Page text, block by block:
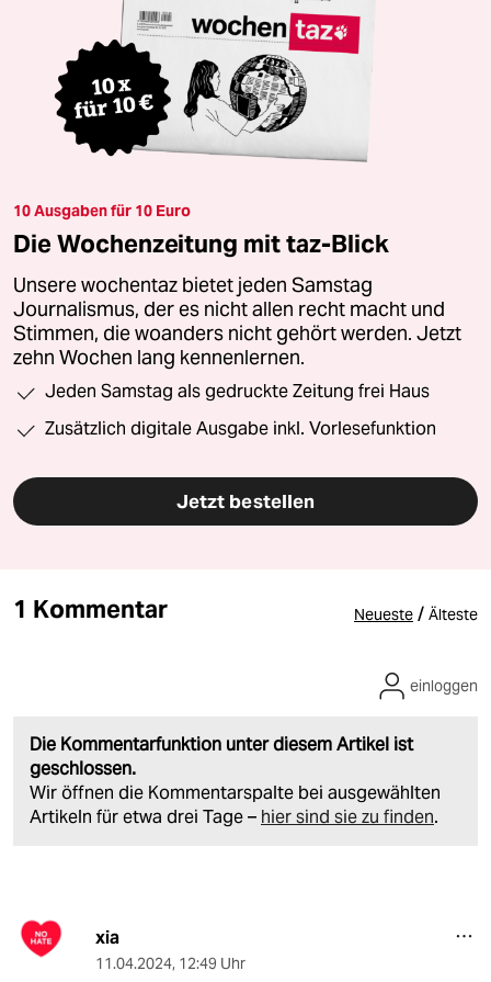
10 Ausgaben für 10 Euro
Die Wochenzeitung mit taz-Blick
Unsere wochentaz bietet jeden Samstag
Journalismus, der es nicht allen recht macht und
Stimmen, die woanders nicht gehört werden. Jetzt
zehn Wochen lang kennenlernen.
Jeden Samstag als gedruckte Zeitung frei Haus
Zusätzlich digitale Ausgabe inkl. Vorlesefunktion
Jetzt bestellen
1 Kommentar Neueste / Älteste
Die Kommentarfunktion unter diesem Artikel ist
geschlossen.
Wir öffnen die Kommentarspalte bei ausgewählten
Artikeln für etwa drei Tage – hier sind sie zu finden.
einloggen
xia
11.04.2024, 12:49 Uhr